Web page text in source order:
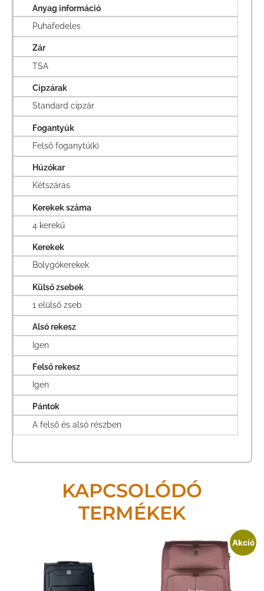
Anyag információ
Puhafedeles
Zár
TSA
Cipzárak
Standard cipzár
Fogantyúk
Felső foganytú(k)
Húzókar
Kétszáras
Kerekek száma
4 kerekű
Kerekek
Bolygókerekek
Külső zsebek
1 elülső zseb
Alsó rekesz
Igen
Felső rekesz
Igen
Pántok
A felső és alsó részben
KAPCSOLÓDÓ
TERMÉKEK
Akció